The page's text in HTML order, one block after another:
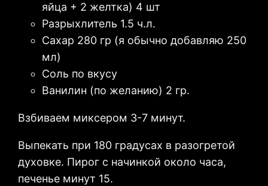
яйца + 2 желтка) 4 шт
Разрыхлитель 1.5 ч.л.
Сахар 280 гр (я обычно добавляю 250
мл)
Соль по вкусу
Ванилин (по желанию) 2 гр.
Взбиваем миксером 3-7 минут.
Выпекать при 180 градусах в разогретой
духовке. Пирог с начинкой около часа,
печенье минут 15.